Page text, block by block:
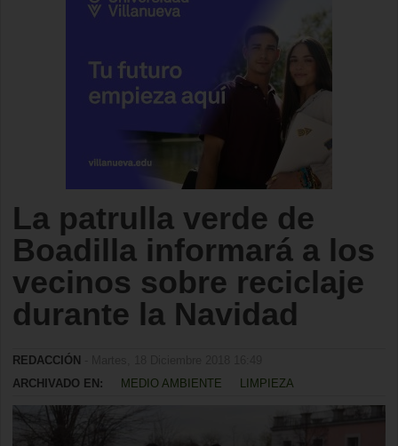
La patrulla verde de
Boadilla informará a los
vecinos sobre reciclaje
durante la Navidad
REDACCIÓN
ARCHIVADO EN:
MEDIO AMBIENTE LIMPIEZA